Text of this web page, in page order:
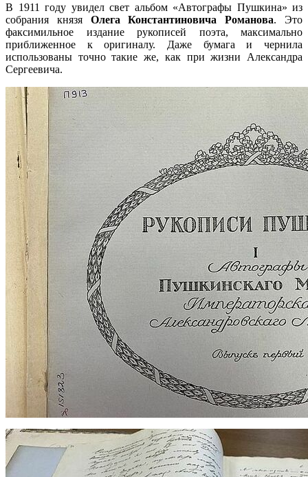
В 1911 году увидел свет альбом «Автографы Пушкина» из
собрания князя Олега Константиновича Романова. Это
факсимильное издание рукописей поэта, максимально
приближенное к оригиналу. Даже бумага и чернила
использованы точно такие же, как при жизни Александра
Сергеевича.